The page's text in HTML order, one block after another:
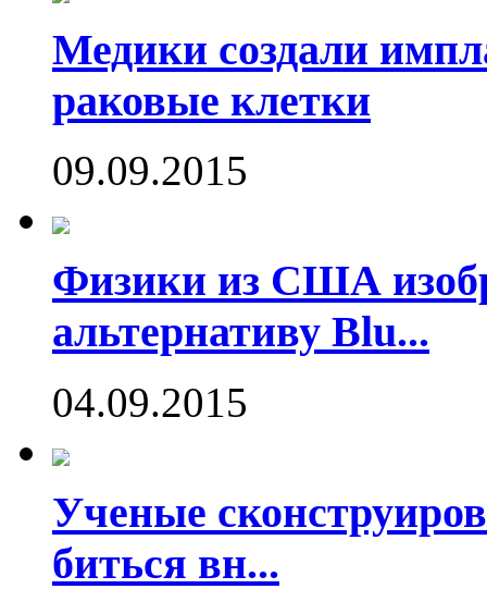
Медики создали
раковые клетки
09.09.2015
Физики из США
альтернативу Blu...
04.09.2015
Ученые
биться вн...